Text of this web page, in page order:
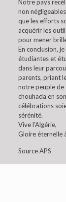
Notre pays
non
que les efforts
acquérir les
pour mener
En conclusion,
étudiantes et
dans leur
parents, priant
notre peuple de
chouhada en
célébrations
sérénité.
Vive l’Algérie,
Gloire éternelle
Source APS